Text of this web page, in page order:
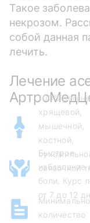
Такое
некрозом.
собой данная
лечить.
Лечение
100%
хрящевой,
мышечной,
костной,
связочной
Быстрое
избавление
боли. Курс
от 7 до 12
количество